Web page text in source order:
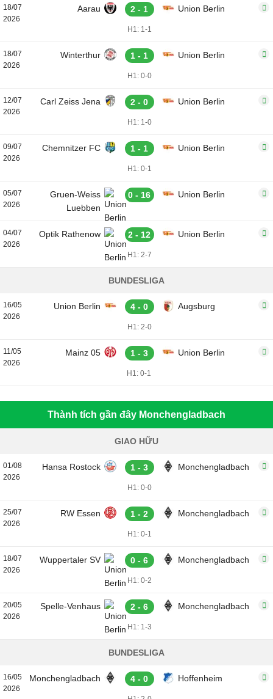
18/07
2026
Aarau 2 - 1 Union Berlin
H1: 1-1
18/07
2026
Winterthur 1 - 1 Union Berlin
H1: 0-0
12/07
2026
Carl Zeiss Jena 2 - 0 Union Berlin
H1: 1-0
09/07
2026
Chemnitzer FC 1 - 1 Union Berlin
H1: 0-1
05/07
2026
Gruen-Weiss
Luebben
0 - 16 Union Berlin
04/07
2026
Optik Rathenow 2 - 12 Union Berlin
H1: 2-7
BUNDESLIGA
16/05
2026
Union Berlin 4 - 0 Augsburg
H1: 2-0
11/05
2026
Mainz 05 1 - 3 Union Berlin
H1: 0-1
Thành tích gần đây Monchengladbach
GIAO HỮU
01/08
2026
Hansa Rostock 1 - 3 Monchengladbach
H1: 0-0
25/07
2026
RW Essen 1 - 2 Monchengladbach
H1: 0-1
18/07
2026
Wuppertaler SV 0 - 6 Monchengladbach
H1: 0-2
20/05
2026
Spelle-Venhaus 2 - 6 Monchengladbach
H1: 1-3
BUNDESLIGA
16/05
2026
Monchengladbach 4 - 0 Hoffenheim